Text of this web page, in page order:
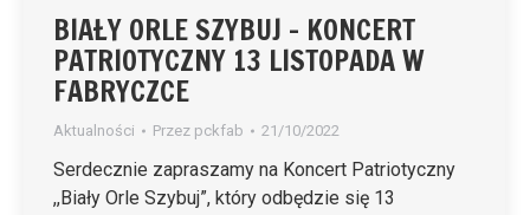
BIAŁY ORLE SZYBUJ – KONCERT
PATRIOTYCZNY 13 LISTOPADA W
FABRYCZCE
Aktualności Przez pckfab 21/10/2022
Serdecznie zapraszamy na Koncert Patriotyczny
,,Biały Orle Szybuj”, który odbędzie się 13